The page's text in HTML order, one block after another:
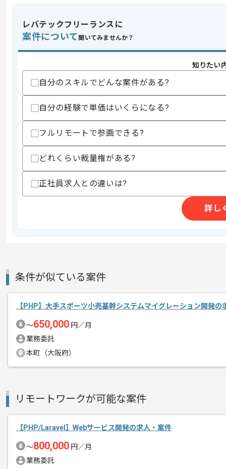
スキル
求めるスキル
・Dockerを活用した開発経験
・基本設計の経験
・PL またはチームリーダーとしての経
上記に似た経験やスキルをお持ちであれば申
140時間〜180時間
商談回数
募集人数
1人
作業開始日
2026/06/01
エージェントからのコ
レバテックフリーランスに
案件について 聞いてみませんか？
知りたい
自分のスキルでどんな案件がある?
自分の経験で単価はいくらになる?
フルリモートで参画できる?
どれくらい裁量権がある?
正社員求人との違いは?
詳し
条件が似ている案件
【PHP】大手スポーツ小売基幹システムマイグレーション開発の
〜650,000 円／月
業務委託
本町（大阪府）
リモートワークが可能な案件
【PHP/Laravel】Webサービス開発の求人・案件
〜800,000 円／月
業務委託